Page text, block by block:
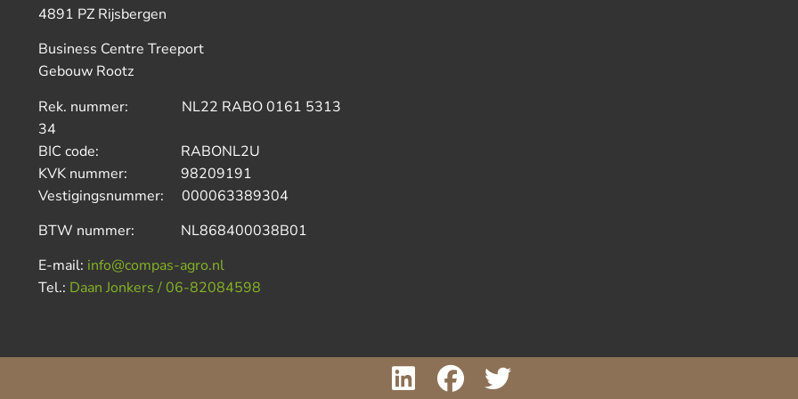
4891 PZ Rijsbergen
Business Centre Treeport
Gebouw Rootz
Rek. nummer: NL22 RABO 0161 5313
34
BIC code: RABONL2U
KVK nummer: 98209191
Vestigingsnummer: 000063389304
BTW nummer: NL868400038B01
E-mail: info@compas-agro.nl
Tel.: Daan Jonkers / 06-82084598